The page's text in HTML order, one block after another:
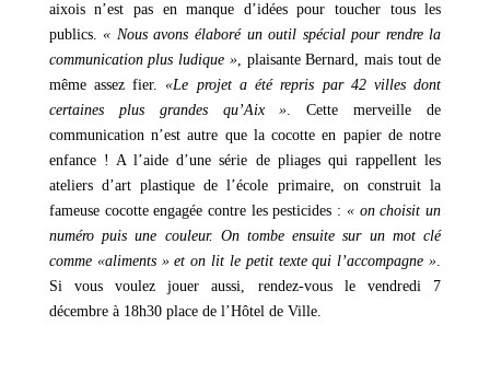
aixois n’est pas en manque d’idées pour toucher tous les
publics.« Nous avons élaboré un outil spécial pour rendre la
communication plus ludique », plaisante Bernard, mais tout de
même assez fier.«Le projet a été repris par 42 villes dont
certaines plus grandes qu’Aix ». Cette merveille de
communication n’est autre que la cocotte en papier de notre
enfance ! A l’aide d’une série de pliages qui rappellent les
ateliers d’art plastique de l’école primaire, on construit la
fameuse cocotte engagée contre les pesticides : « on choisit un
numéro puis une couleur. On tombe ensuite sur un mot clé
comme «aliments » et on lit le petit texte qui l’accompagne ».
Si vous voulez jouer aussi, rendez-vous le vendredi 7
décembre à 18h30 place de l’Hôtel de Ville.